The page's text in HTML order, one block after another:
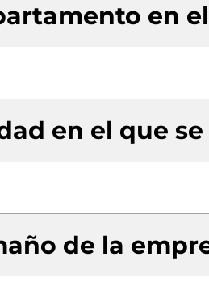
en
en el que
de la